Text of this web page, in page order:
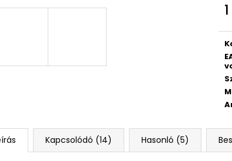
Kapcsolódó (14) Hasonló (5)